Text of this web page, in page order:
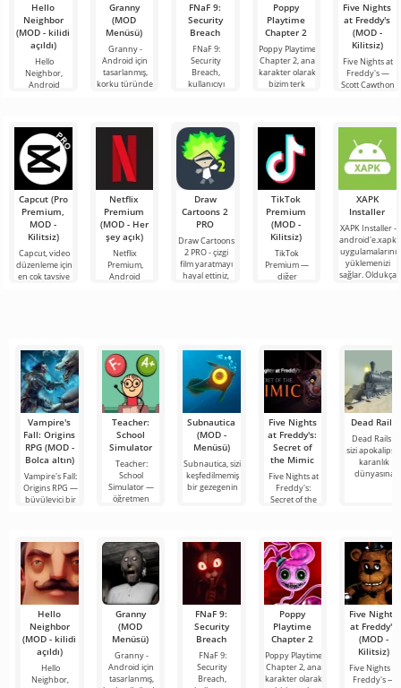
Hello
Neighbor
(MOD - kilidi
açıldı)
Hello
Neighbor,
Android
kitabından
alınan, ancak 3
Granny
(MOD
Menüsü)
Granny -
Android için
tasarlanmış,
korku türünde
Kendinizi loş,
tozlu
FNaF 9:
Security
Breach
FNaF 9:
Security
Breach,
kullanıcıyı
çıkaran
etkileşimli bir
korku
Poppy
Playtime
Chapter 2
Poppy Playtime
Chapter 2, ana
karakter olarak
bizim terk
Five Nights
at Freddy's
(MOD -
Kilitsiz)
Five Nights at
Freddy's —
Scott Cawthon
bir sansasyon
Capcut (Pro
Premium,
MOD -
Kilitsiz)
Capcut, video
düzenleme için
en çok tavsiye
Netflix
Premium
(MOD - Her
şey açık)
Netflix
Premium,
Android
Draw
Cartoons 2
PRO
Draw Cartoons
2 PRO - çizgi
film yaratmayı
hayal ettiniz,
TikTok
Premium
(MOD -
Kilitsiz)
TikTok
Premium —
diğer
XAPK
Installer
XAPK Installer -
android'e.xapk
uygulamalarını
yüklemenizi
sağlar. Oldukça
Vampire's
Fall: Origins
RPG (MOD -
Bolca altın)
Vampire's Fall:
Origins RPG —
büyüleyici bir
Teacher:
School
Simulator
Teacher:
School
Simulator —
öğretmen
Subnautica
(MOD -
Menüsü)
Subnautica, sizi
keşfedilmemiş
bir gezegenin
Five Nights
at Freddy's:
Secret of
the Mimic
Five Nights at
Freddy's:
Secret of the
Dead Rails
Dead Rails –
sizi
karanlık
dünyasına
Hello
Neighbor
(MOD - kilidi
açıldı)
Hello
Neighbor,
Granny
(MOD
Menüsü)
Granny -
Android için
tasarlanmış,
FNaF 9:
Security
Breach
FNaF 9:
Security
Breach,
Poppy
Playtime
Chapter 2
Poppy Playtime
Chapter 2, ana
karakter olarak
Five Nights
at Freddy's
(MOD -
Kilitsiz)
Five Nights at
Freddy's —